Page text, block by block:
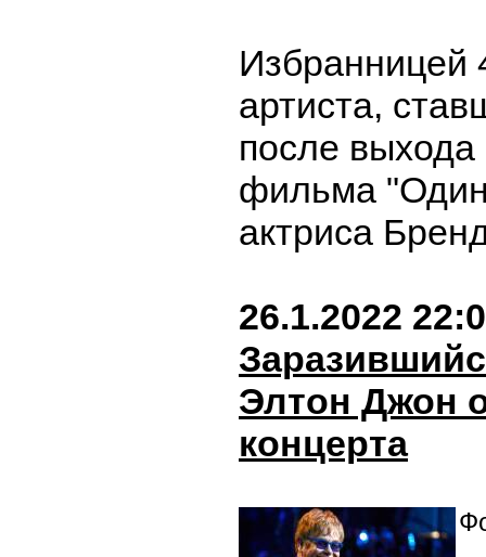
Избранницей
артиста,
после выхода
фильма
актриса
26.1.2022
Элтон Джон
концерта